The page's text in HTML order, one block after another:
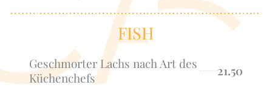
FISH
Geschmorter Lachs nach Art des
Küchenchefs
21.50